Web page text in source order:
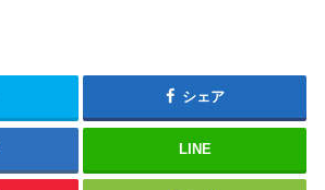
シェア
LINE